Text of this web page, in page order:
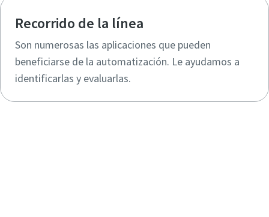
Recorrido de la línea
Son numerosas las aplicaciones que pueden
beneficiarse de la automatización. Le ayudamos a
identificarlas y evaluarlas.